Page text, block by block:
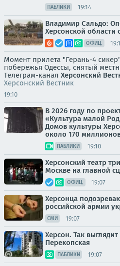
ПАБЛИКИ 19:14
Владимир Сальдо:
Херсонской области
ОФИЦ.
Момент прилета "Герань-4
побережья Одессы, снятый
Телеграм-канал Херсонский
Херсонский Вестник
19:10
В 2026 году по
«Культура малой
Домов культуры
около 170
ПАБЛИКИ 19:10
Херсонский театр
Москве на главной
ОФИЦ. 19:07
Херсонца
российской армии
СМИ 19:07
Херсон. Так
Перекопская
ПАБЛИКИ 19:07